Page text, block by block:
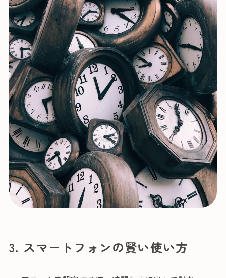
3. スマートフォンの賢い使い方